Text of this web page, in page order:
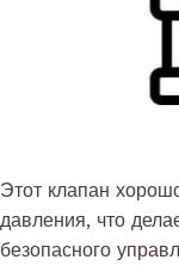
Этот клапан
давления, что
безопасного